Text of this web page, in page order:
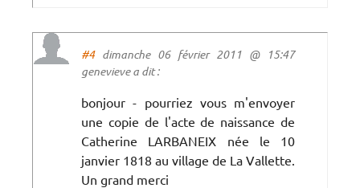
#4dimanche 06 février 2011 @ 15:47
genevieve a dit :
bonjour - pourriez vous m'envoyer
une copie de l'acte de naissance de
Catherine LARBANEIX née le 10
janvier 1818 au village de La Vallette.
Un grand merci